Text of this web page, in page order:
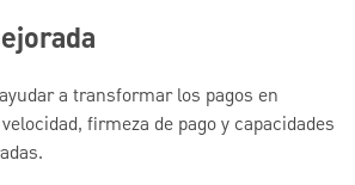
a transformar los pagos en
firmeza de pago y capacidades